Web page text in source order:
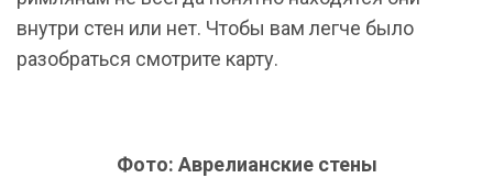
внутри стен или нет. Чтобы вам легче было
разобраться смотрите карту.
Фото: Аврелианские стены